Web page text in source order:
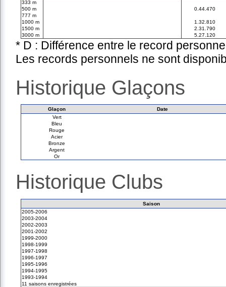
333 m
500 m
0.44.470
777 m
1000 m
1.32.810
1500 m
2.31.790
3000 m
5.27.120
* D : Différence entre le record
Les records personnels ne sont
Historique Glaçons
Glaçon
Date
Vert
Bleu
Rouge
Acier
Bronze
Argent
Or
Historique Clubs
Saison
2005-2006
2003-2004
2002-2003
2001-2002
1999-2000
1998-1999
1997-1998
1996-1997
1995-1996
1994-1995
1993-1994
11 saisons enregistrées